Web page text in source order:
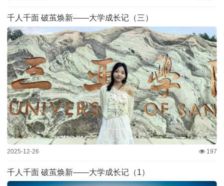
千人千面 破茧焕新——大学成长记（三）
2025-12-26 197
千人千面 破茧焕新——大学成长记（1）